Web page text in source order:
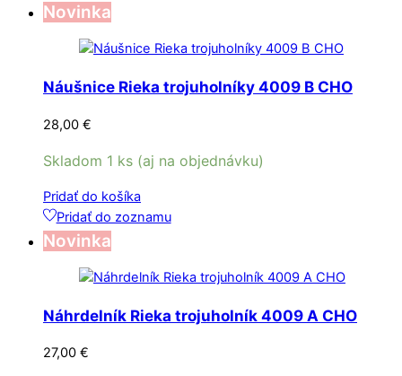
variantov.
si
na
stránke
produktu.
Novinka
Náušnice Rieka trojuholníky 4009 B CHO
28,00 €
Skladom 1 ks (aj na objednávku)
Pridať do košíka
Pridať do zoznamu
Novinka
Náhrdelník Rieka trojuholník 4009 A CHO
27,00 €